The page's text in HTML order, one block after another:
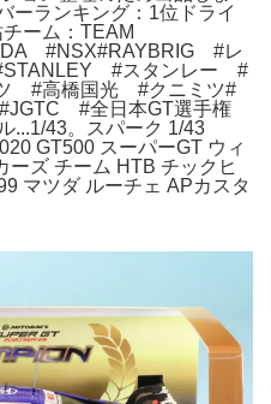
ーランキング：1位ドライ
ーム：TEAM
#NSX#RAYBRIG #レ
#スタンレー #
#高橋国光 #クニミツ#
#全日本GT選手権
...1/43。スパーク 1/43
GT500 スーパーGT ウィ
ーズ チーム HTB チックヒ
マツダ ルーチェ APカスタ